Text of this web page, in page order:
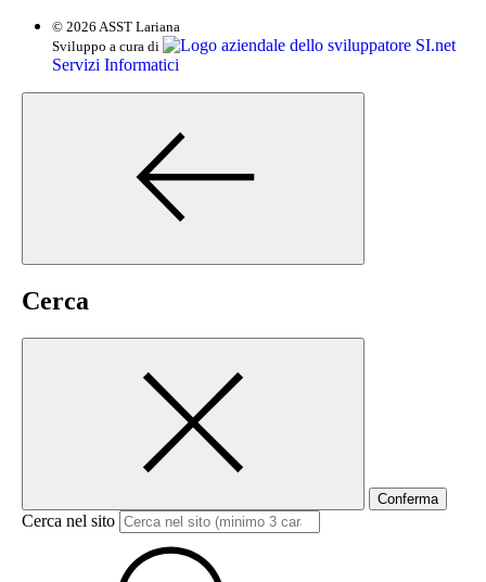
© 2026 ASST Lariana
Sviluppo a cura di
SI.net
Servizi Informatici
Cerca
Conferma
Cerca nel sito